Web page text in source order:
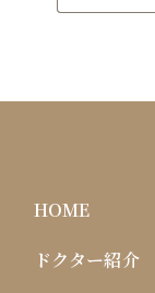
HOME
ドクター紹介